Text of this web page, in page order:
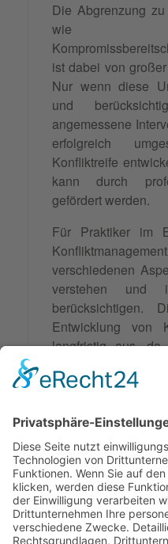
Die Abgrenzung
wie
ist dabei von
Nur wenn diese
und
angemessene
erfolgreich
Konfliktreife
kann durch
gefördert werden.
Für Praktiker im
verschiedenen
verstehen
berücksichtigen.
Entwicklung von
langfristig aus,
zufriedenstellende
Polarisierung
konstruktiven
wichtiger – und
Schlüssel dazu.